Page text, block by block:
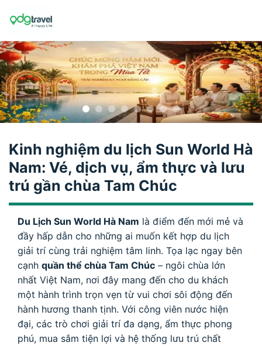
Kinh nghiệm du lịch Sun World Hà
Nam: Vé, dịch vụ, ẩm thực và lưu
trú gần chùa Tam Chúc
Du Lịch Sun World Hà Nam là điểm đến mới mẻ và
đầy hấp dẫn cho những ai muốn kết hợp du lịch
giải trí cùng trải nghiệm tâm linh. Tọa lạc ngay bên
cạnh quần thể chùa Tam Chúc – ngôi chùa lớn
nhất Việt Nam, nơi đây mang đến cho du khách
một hành trình trọn vẹn từ vui chơi sôi động đến
hành hương thanh tịnh. Với công viên nước hiện
đại, các trò chơi giải trí đa dạng, ẩm thực phong
phú, mua sắm tiện lợi và hệ thống lưu trú chất